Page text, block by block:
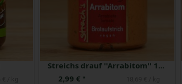
Streichs drauf ''Arrabitom'' 160 g
2,99 € *